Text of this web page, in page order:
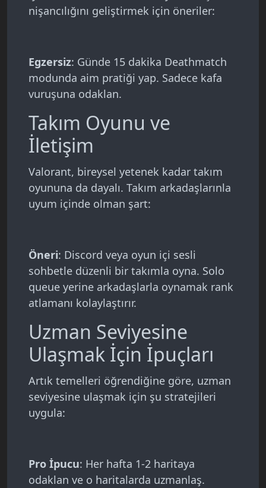
nişancılığını geliştirmek için öneriler:
Egzersiz: Günde 15 dakika Deathmatch
modunda aim pratiği yap. Sadece kafa
vuruşuna odaklan.
Takım Oyunu ve
İletişim
Valorant, bireysel yetenek kadar takım
oyununa da dayalı. Takım arkadaşlarınla
uyum içinde olman şart:
Öneri: Discord veya oyun içi sesli
sohbetle düzenli bir takımla oyna. Solo
queue yerine arkadaşlarla oynamak rank
atlamanı kolaylaştırır.
Uzman Seviyesine
Ulaşmak İçin İpuçları
Artık temelleri öğrendiğine göre, uzman
seviyesine ulaşmak için şu stratejileri
uygula:
Pro İpucu: Her hafta 1-2 haritaya
odaklan ve o haritalarda uzmanlaş.